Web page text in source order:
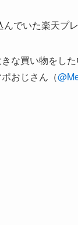
でいた楽天プ
な買い物をし
おじさん（